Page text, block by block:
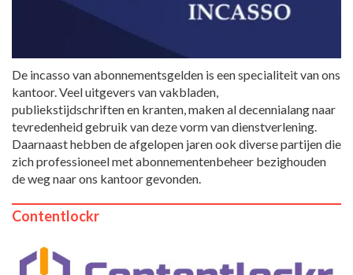
De incasso van abonnementsgelden is een specialiteit van ons
kantoor. Veel uitgevers van vakbladen,
publiekstijdschriften en kranten, maken al decennialang naar
tevredenheid gebruik van deze vorm van dienstverlening.
Daarnaast hebben de afgelopen jaren ook diverse partijen die
zich professioneel met abonnementenbeheer bezighouden
de weg naar ons kantoor gevonden.
Contentlockr